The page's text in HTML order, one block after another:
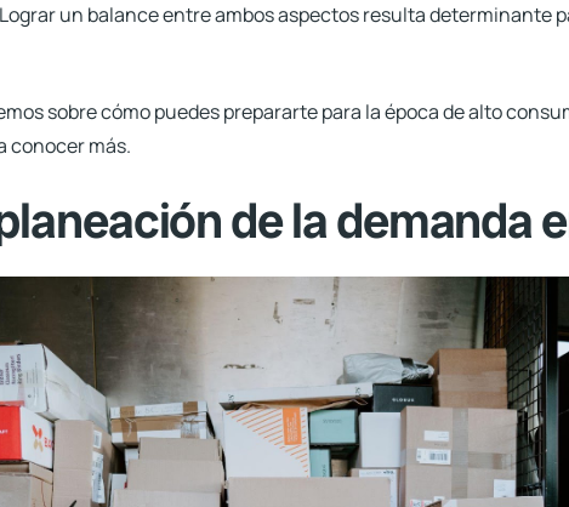
un balance entre ambos aspectos resulta determinante
sobre cómo puedes prepararte para la época de alto
conocer más.
de la demanda